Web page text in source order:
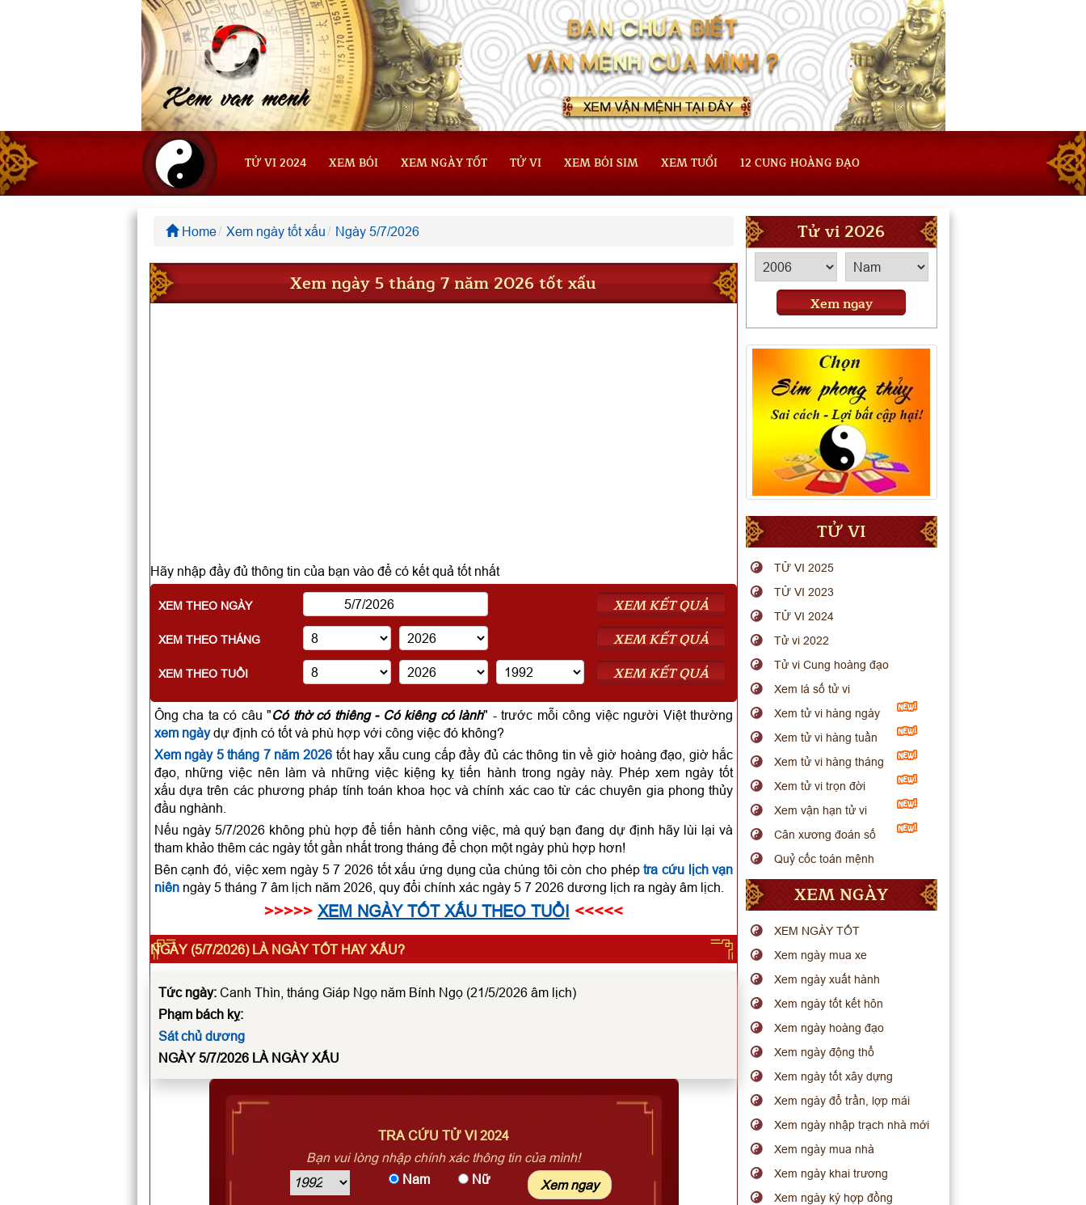
TỬ VI 2024 XEM BÓI XEM NGÀY TỐT TỬ VI XEM BÓI SIM XEM TUỔI 12 CUNG HOÀNG ĐẠO
Home Xem ngày tốt xấu Ngày 5/7/2026
Xem ngày 5 tháng 7 năm 2026 tốt xấu
Hãy nhập đầy đủ thông tin của bạn vào để có kết quả tốt nhất
XEM THEO NGÀY XEM KẾT QUẢ
XEM THEO THÁNG XEM KẾT QUẢ
XEM THEO TUỔI XEM KẾT QUẢ
Ông cha ta có câu "Có thờ có thiêng - Có kiêng có lành" - trước mỗi công việc người Việt thường
xem ngàydự định có tốt và phù hợp với công việc đó không?
Xem ngày 5 tháng 7 năm 2026tốt hay xẫu cung cấp đầy đủ các thông tin về giờ hoàng đạo, giờ hắc
đạo, những việc nên làm và những việc kiệng kỵ tiến hành trong ngày này. Phép xem ngày tốt
xấu dựa trên các phương pháp tính toán khoa học và chính xác cao từ các chuyên gia phong thủy
đầu nghành.
Nếu ngày 5/7/2026 không phù hợp để tiến hành công việc, mà quý bạn đang dự định hãy lùi lại và
tham khảo thêm các ngày tốt gần nhất trong tháng để chọn một ngày phù hợp hơn!
Bên cạnh đó, việc xem ngày 5 7 2026 tốt xấu ứng dụng của chúng tôi còn cho phéptra cứu lịch vạn
niênngày 5 tháng 7 âm lịch năm 2026, quy đổi chính xác ngày 5 7 2026 dương lịch ra ngày âm lịch.
>>>>> XEM NGÀY TỐT XẤU THEO TUỔI <<<<<
NGÀY (5/7/2026) LÀ NGÀY TỐT HAY XẤU?
Tức ngày:Canh Thìn, tháng Giáp Ngọ năm Bính Ngọ (21/5/2026 âm lịch)
Phạm bách kỵ:
Sát chủ dương
NGÀY 5/7/2026 LÀ NGÀY XẤU
TRA CỨU TỬ VI 2024
Bạn vui lòng nhập chính xác thông tin của mình!
Nam
Nữ
Tử vi 2026
Xem ngay
TỬ VI
TỬ VI 2025
TỬ VI 2023
TỬ VI 2024
Tử vi 2022
Tử vi Cung hoàng đạo
Xem lá số tử vi
Xem tử vi hàng ngày
Xem tử vi hàng tuần
Xem tử vi hàng tháng
Xem tử vi trọn đời
Xem vận hạn tử vi
Cân xương đoán số
Quỷ cốc toán mệnh
XEM NGÀY
XEM NGÀY TỐT
Xem ngày mua xe
Xem ngày xuất hành
Xem ngày tốt kết hôn
Xem ngày hoàng đạo
Xem ngày động thổ
Xem ngày tốt xây dựng
Xem ngày đổ trần, lợp mái
Xem ngày nhập trạch nhà mới
Xem ngày mua nhà
Xem ngày khai trương
Xem ngày ký hợp đồng